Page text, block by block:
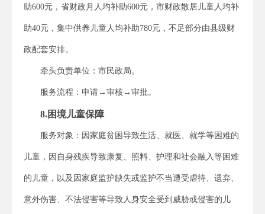
助600元，省财政月人均补助600元，市财政散居儿童人均补
助40元，集中供养儿童人均补助780元，不足部分由县级财
政配套安排。
牵头负责单位：市民政局。
服务流程：申请→审核→审批。
8.困境儿童保障
服务对象：因家庭贫困导致生活、就医、就学等困难的
儿童，因自身残疾导致康复、照料、护理和社会融入等困难
的儿童，以及因家庭监护缺失或监护不当遭受虐待、遗弃、
意外伤害、不法侵害等导致人身安全受到威胁或侵害的儿